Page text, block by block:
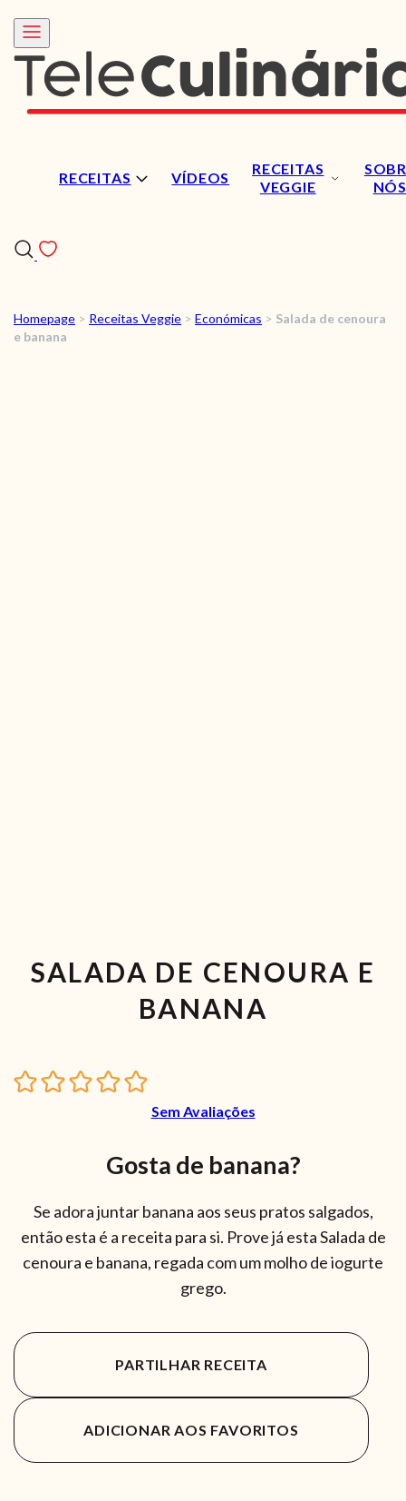
RECEITAS VÍDEOS
RECEITAS
VEGGIE
NÓS
RECEITAS
Homepage > Receitas Veggie > Económicas > Salada de cenoura
e banana
SALADA DE CENOURA E
BANANA
Sem Avaliações
Gosta de banana?
Se adora juntar banana aos seus pratos salgados,
então esta é a receita para si. Prove já esta Salada de
cenoura e banana, regada com um molho de iogurte
grego.
PARTILHAR RECEITA
ADICIONAR AOS FAVORITOS